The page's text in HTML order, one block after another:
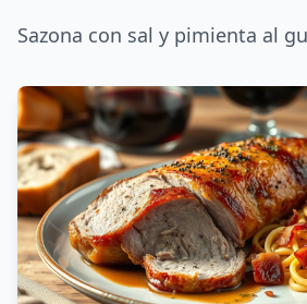
Sazona con sal y pimienta al